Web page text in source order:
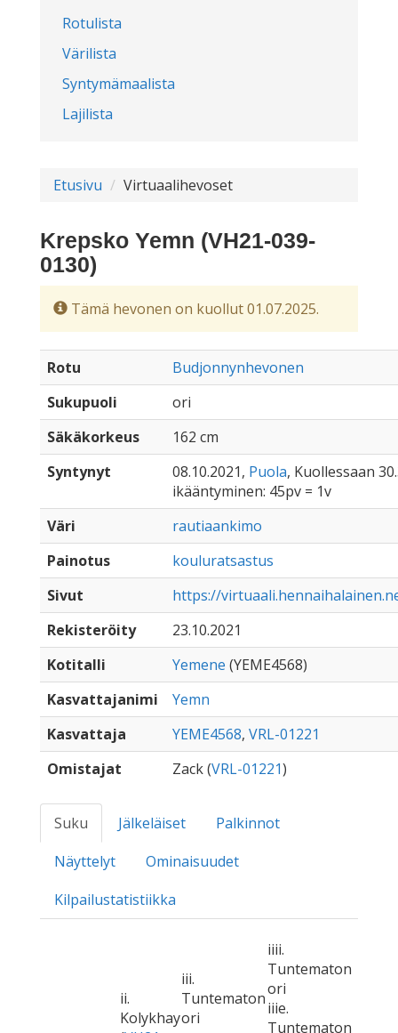
Rotulista
Värilista
Syntymämaalista
Lajilista
Etusivu Virtuaalihevoset
Krepsko Yemn (VH21-039-
0130)
Tämä hevonen on kuollut 01.07.2025.
Rotu
Budjonnynhevonen
Sukupuoli
ori
Säkäkorkeus
162 cm
Syntynyt
08.10.2021, Puola, Kuollessaan
ikääntyminen: 45pv = 1v
Väri
rautiaankimo
Painotus
kouluratsastus
Sivut
https://
Rekisteröity
23.10.2021
Kotitalli
Yemene (YEME4568)
Kasvattajanimi
Yemn
Kasvattaja
YEME4568, VRL-01221
Omistajat
Zack (VRL-01221)
Suku Jälkeläiset
Palkinnot
Näyttelyt
Ominaisuudet
Kilpailustatistiikka
ii.
Kolykhay
iii.
Tuntematon
ori
iiii.
Tuntematon
ori
iiie.
Tuntematon